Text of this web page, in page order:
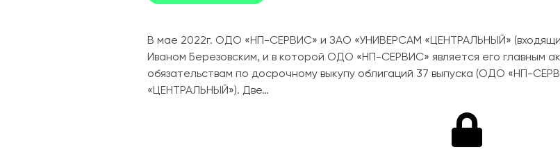
В мае 2022г. ОДО «НП-СЕРВИС» и ЗАО «УНИВЕРСАМ «ЦЕНТРАЛЬНЫЙ»
Иваном Березовским, и в которой ОДО «НП-СЕРВИС» является его главным
обязательствам по досрочному выкупу облигаций 37 выпуска (ОДО «НП-
«ЦЕНТРАЛЬНЫЙ»). Две…